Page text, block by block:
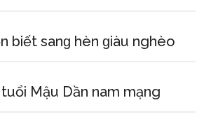
biết ѕanɡ hèn ɡiàu nghèo
Mậu Dần nam mạng